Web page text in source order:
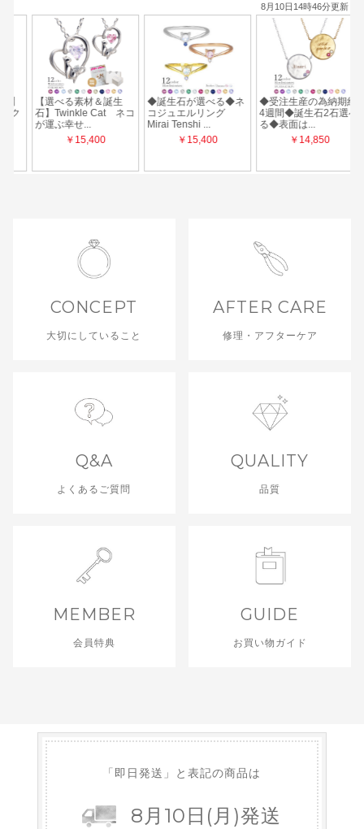
CONCEPT
大切にしていること
AFTER CARE
修理・アフターケア
Q&A
よくあるご質問
QUALITY
品質
MEMBER
会員特典
GUIDE
お買い物ガイド
「即日発送」と表記の商品は
8 月 10 日 (月)発送